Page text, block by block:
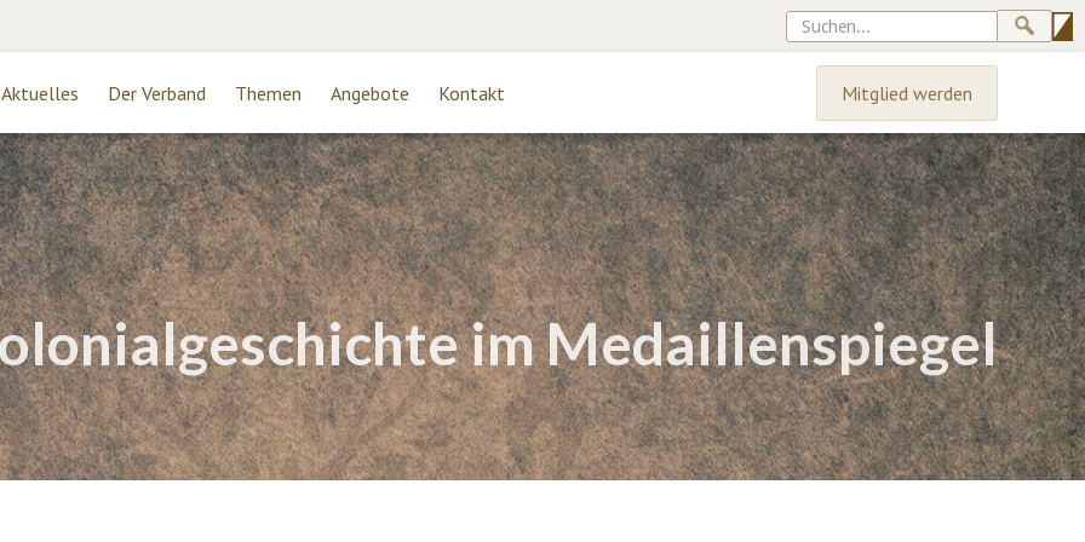
Aktuelles Der Verband Themen Angebote Kontakt Mitglied werden
im Medaillenspiegel